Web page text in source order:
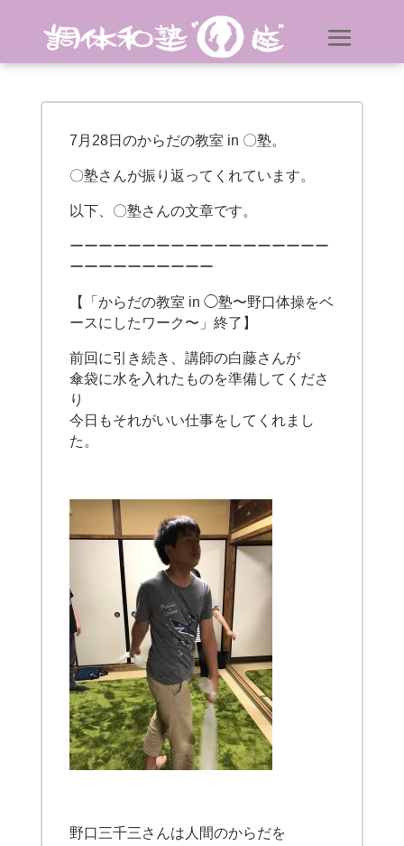
7月28日のからだの教室 in 〇塾。
〇塾さんが振り返ってくれています。
以下、〇塾さんの文章です。
ーーーーーーーーーーーーーーーーーー
ーーーーーーーーーー
【「からだの教室 in ◯塾〜野口体操をベ
ースにしたワーク〜」終了】
前回に引き続き、講師の白藤さんが
傘袋に水を入れたものを準備してくださ
り
今日もそれがいい仕事をしてくれまし
た。
野口三千三さんは人間のからだを